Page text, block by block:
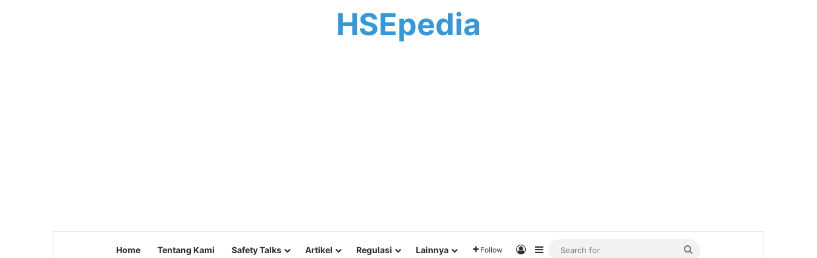
HSEpedia
Home Tentang Kami Safety Talks Artikel Regulasi Lainnya Follow Log InSidebar